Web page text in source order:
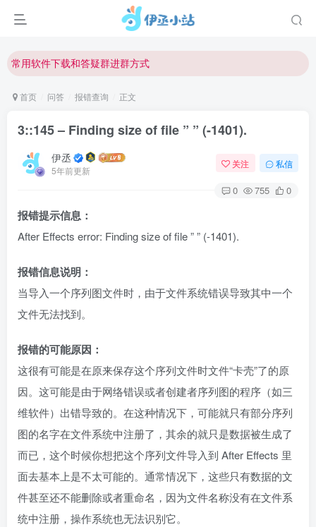
欢迎反馈网站中存在的问题和建议！
常用软件下载和答疑群进群方式
欢迎访问伊丞小站！
首页 问答 报错查询 正文
3::145 – Finding size of file ” ” (-1401).
伊丞
5年前更新
关注 私信
0 755 0
报错提示信息：
After Effects error: Finding size of file ” ” (-1401).
报错信息说明：
当导入一个序列图文件时，由于文件系统错误导致其中一个
文件无法找到。
报错的可能原因：
这很有可能是在原来保存这个序列文件时文件“卡壳”了的原
因。这可能是由于网络错误或者创建者序列图的程序（如三
维软件）出错导致的。在这种情况下，可能就只有部分序列
图的名字在文件系统中注册了，其余的就只是数据被生成了
而已，这个时候你想把这个序列文件导入到 After Effects 里
面去基本上是不太可能的。通常情况下，这些只有数据的文
件甚至还不能删除或者重命名，因为文件名称没有在文件系
统中注册，操作系统也无法识别它。